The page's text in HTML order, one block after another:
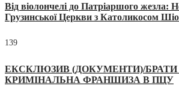
Від віолончелі до Патріаршого жезла:
Грузинської Церкви з Католикосом
139
ЕКСКЛЮЗИВ (ДОКУМЕНТИ)/БРАТИ
КРИМІНАЛЬНА ФРАНШИЗА В ПЦУ